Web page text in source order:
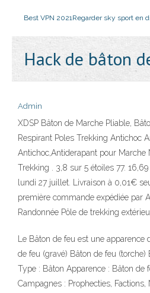
Best VPN 2021Regarder sky sport en
Hack de bâton
Admin
XDSP Bâton de Marche Pliable,
Respirant Poles Trekking Antichoc
Antichoc,Antiderapant pour Marche
Trekking . 3,8 sur 5 étoiles 77.
lundi 27 juillet. Livraison à 0,01€
première commande expédiée par
Randonnée Pôle de trekking
Le Bâton de feu est une apparence
de feu (gravé) Bâton de feu (torche)
Type : Bâton Apparence : Bâton de
Campagnes : Prophecties,